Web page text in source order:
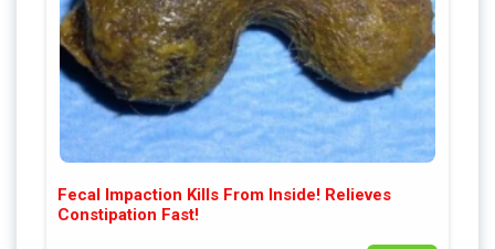
Fecal Impaction Kills From Inside! Relieves
Constipation Fast!